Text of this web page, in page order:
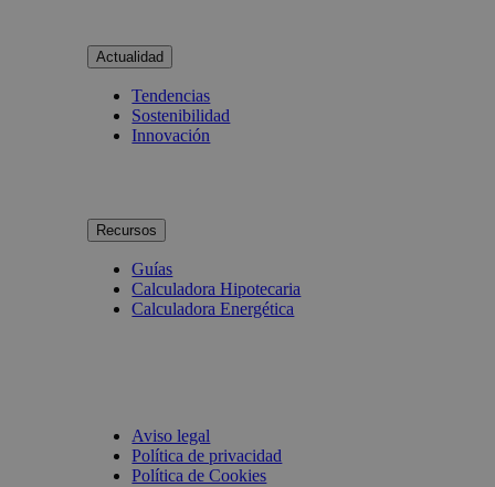
Actualidad
Tendencias
Sostenibilidad
Innovación
Recursos
Guías
Calculadora Hipotecaria
Calculadora Energética
Aviso legal
Política de privacidad
Política de Cookies